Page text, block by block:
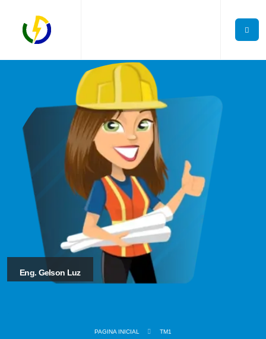
Eng. Gelson Luz
PAGINA INICIAL TM1